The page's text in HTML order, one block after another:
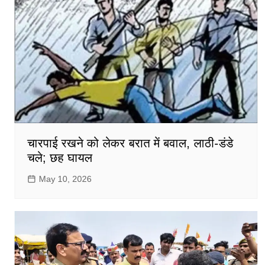
चारपाई रखने को लेकर बरात में बवाल, लाठी-डंडे
चले; छह घायल
May 10, 2026